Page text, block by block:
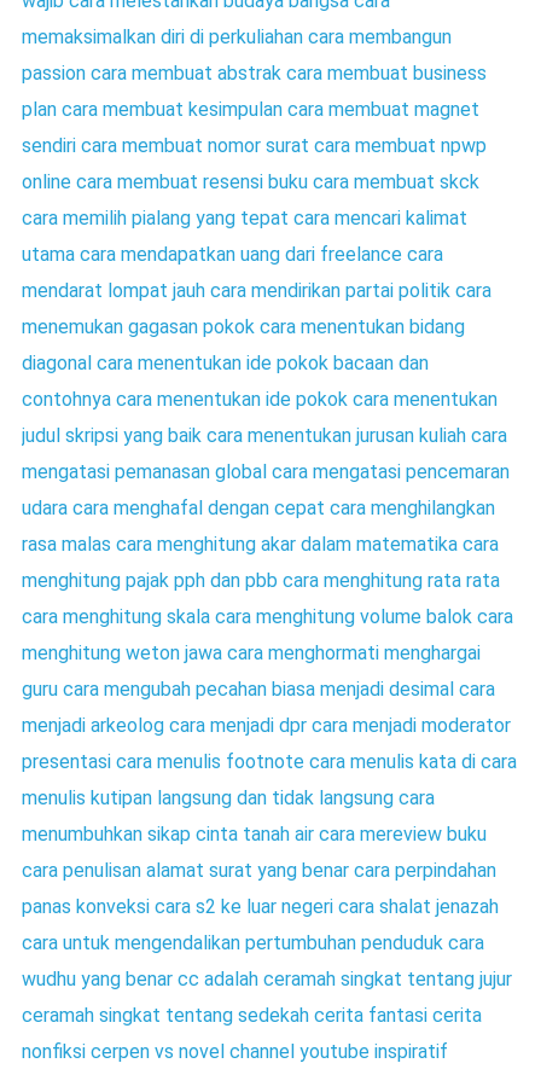
memaksimalkan diri di perkuliahan cara membangun
passion cara membuat abstrak cara membuat business
plan cara membuat kesimpulan cara membuat magnet
sendiri cara membuat nomor surat cara membuat npwp
online cara membuat resensi buku cara membuat skck
cara memilih pialang yang tepat cara mencari kalimat
utama cara mendapatkan uang dari freelance cara
mendarat lompat jauh cara mendirikan partai politik cara
menemukan gagasan pokok cara menentukan bidang
diagonal cara menentukan ide pokok bacaan dan
contohnya cara menentukan ide pokok cara menentukan
judul skripsi yang baik cara menentukan jurusan kuliah cara
mengatasi pemanasan global cara mengatasi pencemaran
udara cara menghafal dengan cepat cara menghilangkan
rasa malas cara menghitung akar dalam matematika cara
menghitung pajak pph dan pbb cara menghitung rata rata
cara menghitung skala cara menghitung volume balok cara
menghitung weton jawa cara menghormati menghargai
guru cara mengubah pecahan biasa menjadi desimal cara
menjadi arkeolog cara menjadi dpr cara menjadi moderator
presentasi cara menulis footnote cara menulis kata di cara
menulis kutipan langsung dan tidak langsung cara
menumbuhkan sikap cinta tanah air cara mereview buku
cara penulisan alamat surat yang benar cara perpindahan
panas konveksi cara s2 ke luar negeri cara shalat jenazah
cara untuk mengendalikan pertumbuhan penduduk cara
wudhu yang benar cc adalah ceramah singkat tentang jujur
ceramah singkat tentang sedekah cerita fantasi cerita
nonfiksi cerpen vs novel channel youtube inspiratif